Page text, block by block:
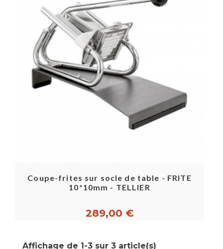
Coupe-frites sur socle de table - FRITE
10*10mm - TELLIER
289,00 €
Affichage de 1-3 sur 3 article(s)